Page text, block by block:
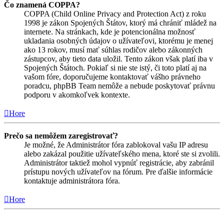
Čo znamená COPPA?
COPPA (Child Online Privacy and Protection Act) z roku
1998 je zákon Spojených Štátov, ktorý má chrániť mládež na
internete. Na stránkach, kde je potencionálna možnosť
ukladania osobných údajov o užívateľovi, ktorému je menej
ako 13 rokov, musí mať súhlas rodičov alebo zákonných
zástupcov, aby tieto data uložil. Tento zákon však platí iba v
Spojených Štátoch. Pokiaľ si nie ste istý, či toto platí aj na
vašom fóre, doporučujeme kontaktovať vášho právneho
poradcu, phpBB Team nemôže a nebude poskytovať právnu
podporu v akomkoľvek kontexte.
Hore
Prečo sa nemôžem zaregistrovať?
Je možné, že Administrátor fóra zablokoval vašu IP adresu
alebo zakázal použitie užívateľského mena, ktoré ste si zvolili.
Administrátor taktiež mohol vypnúť registrácie, aby zabránil
prístupu nových užívateľov na fórum. Pre ďalšie informácie
kontaktuje administrátora fóra.
Hore